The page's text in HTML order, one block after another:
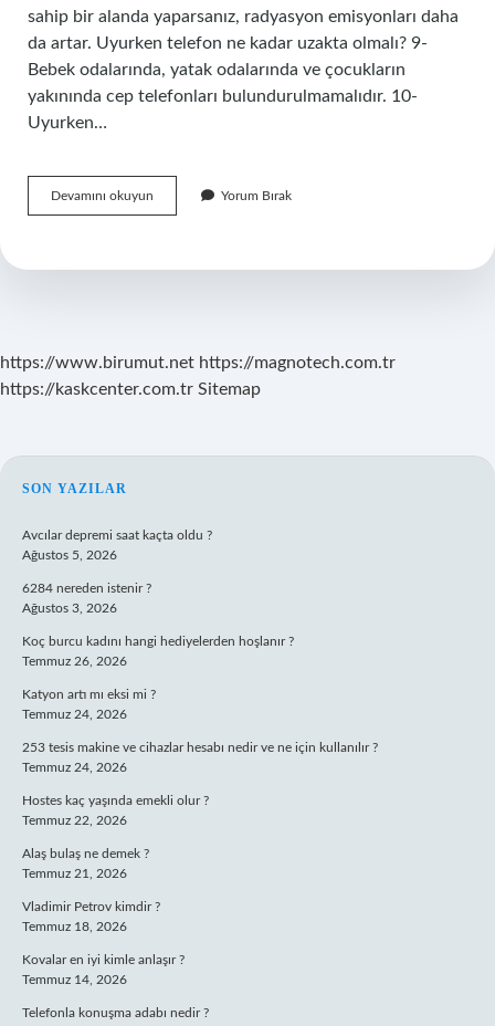
sahip bir alanda yaparsanız, radyasyon emisyonları daha
da artar. Uyurken telefon ne kadar uzakta olmalı? 9-
Bebek odalarında, yatak odalarında ve çocukların
yakınında cep telefonları bulundurulmamalıdır. 10-
Uyurken…
Devamını okuyun Telefonu
Cepte
Mı
Yorum Bırak
https://www.birumut.net https://magnotech.com.tr
https://kaskcenter.com.tr Sitemap
SIDEBAR
SON YAZILAR
Avcılar depremi saat kaçta oldu ?
Ağustos 5, 2026
6284 nereden istenir ?
Ağustos 3, 2026
Koç burcu kadını hangi hediyelerden hoşlanır ?
Temmuz 26, 2026
Katyon artı mı eksi mi ?
Temmuz 24, 2026
253 tesis makine ve cihazlar hesabı nedir ve ne için kullanılır ?
Temmuz 24, 2026
Hostes kaç yaşında emekli olur ?
Temmuz 22, 2026
Alaş bulaş ne demek ?
Temmuz 21, 2026
Vladimir Petrov kimdir ?
Temmuz 18, 2026
Kovalar en iyi kimle anlaşır ?
Temmuz 14, 2026
Telefonla konuşma adabı nedir ?